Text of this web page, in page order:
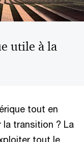
utile à la
tout en
la transition ? La
tout le